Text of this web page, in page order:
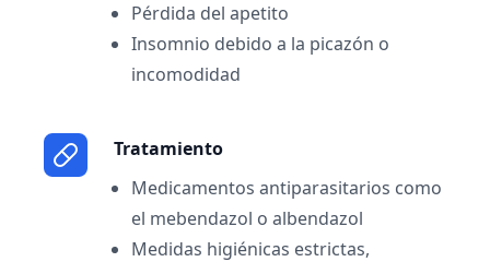
Pérdida del apetito
Insomnio debido a la picazón o
incomodidad
Tratamiento
Medicamentos antiparasitarios como
el mebendazol o albendazol
Medidas higiénicas estrictas,